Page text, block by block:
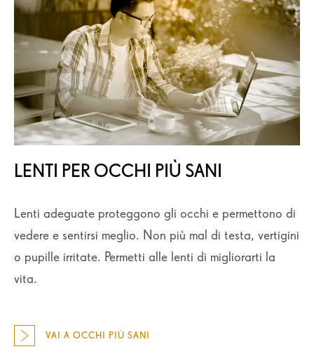
LENTI PER OCCHI PIÙ SANI
Lenti adeguate proteggono gli occhi e permettono di
vedere e sentirsi meglio. Non più mal di testa, vertigini
o pupille irritate. Permetti alle lenti di migliorarti la
vita.
VAI A OCCHI PIÙ SANI